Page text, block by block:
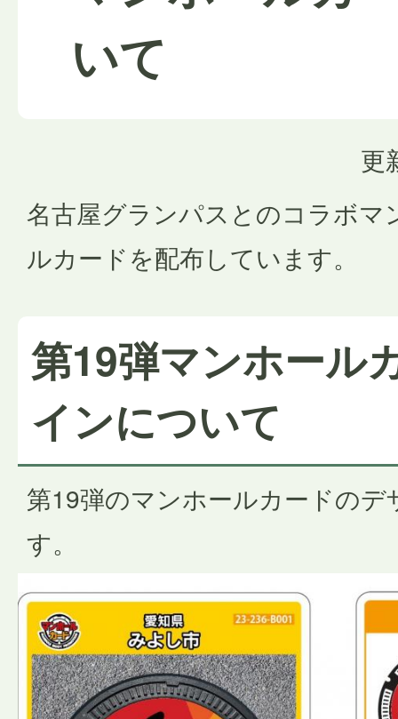
いて
更
名古屋グランパスとのコラボマ
ルカードを配布しています。
第19弾マンホール
インについて
第19弾のマンホールカードの
す。